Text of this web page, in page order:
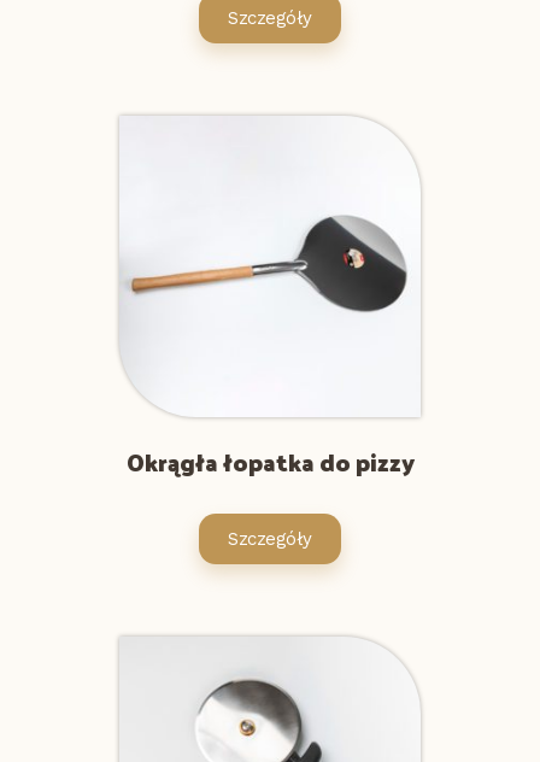
Szczegóły
Okrągła łopatka do pizzy
Szczegóły